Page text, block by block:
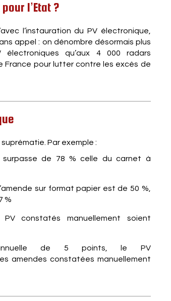
l’Etat ?
l’instauration du PV électronique,
appel : on dénombre désormais plus
qu’aux 4 000 radars
France pour lutter contre les excès de
Par exemple :
surpasse de 78 % celle du carnet à
sur format papier est de 50 %,
%
constatés manuellement soient
de 5 points, le PV
amendes constatées manuellement